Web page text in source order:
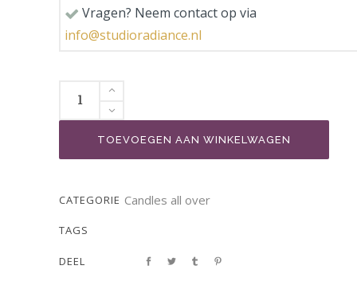
Vragen? Neem contact op via
info@studioradiance.nl
TOEVOEGEN AAN WINKELWAGEN
CATEGORIE Candles all over
TAGS
DEEL